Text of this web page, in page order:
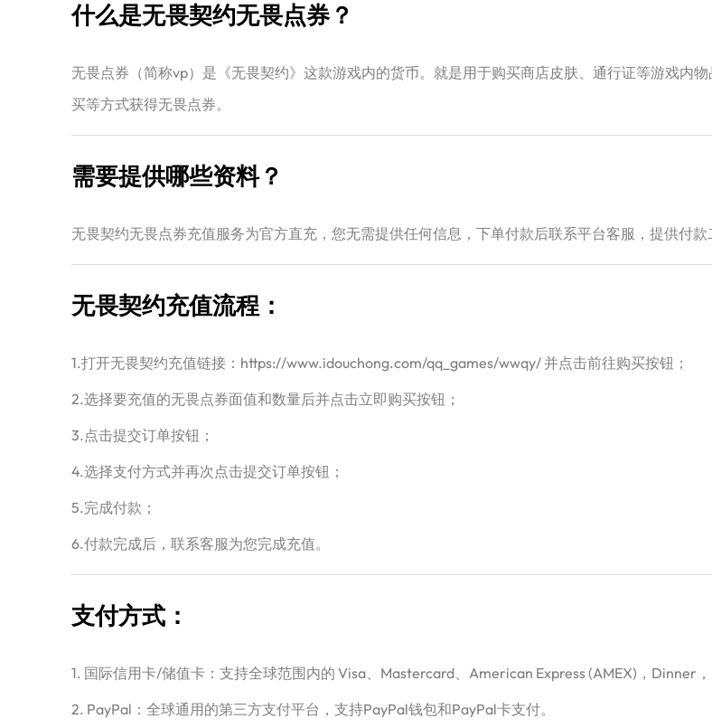
什么是无畏契约无畏点券？
无畏点券（简称vp）是《无畏契约》这款游戏内的货币。就是用于购买商店皮肤、通行证等游戏内
买等方式获得无畏点券。
需要提供哪些资料？
无畏契约无畏点券充值服务为官方直充，您无需提供任何信息，下单付款后联系平台客服，提供付
无畏契约充值流程：
1.打开无畏契约充值链接：https://www.idouchong.com/qq_games/wwqy/ 并点击前往购买按钮；
2.选择要充值的无畏点券面值和数量后并点击立即购买按钮；
3.点击提交订单按钮；
4.选择支付方式并再次点击提交订单按钮；
5.完成付款；
6.付款完成后，联系客服为您完成充值。
支付方式：
1. 国际信用卡/储值卡：支持全球范围内的 Visa、Mastercard、American Express (AMEX)，Dinner
2. PayPal：全球通用的第三方支付平台，支持PayPal钱包和PayPal卡支付。